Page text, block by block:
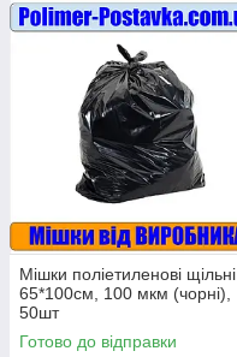
Мішки поліетиленові щільні
65*100см, 100 мкм (чорні),
50шт
Готово до відправки